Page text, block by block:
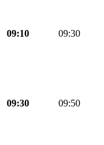
09:10 09:30
09:30 09:50